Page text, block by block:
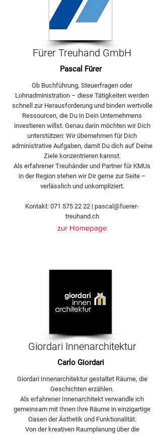
Fürer Treuhand GmbH
Pascal Fürer
Ob Buchführung, Steuerfragen oder
Lohnadministration – diese Tätigkeiten werden
schnell zur Herausforderung und binden wertvolle
Ressourcen, die Du in Dein Unternehmens
investieren willst. Genau darin möchten wir Dich
unterstützen: Wir übernehmen für Dich
administrative Aufgaben, damit Du dich auf Deine
Ziele konzentrieren kannst.
Als erfahrener Treuhänder und Partner für KMUs
in der Region stehen wir Dir gerne zur Seite –
verlässlich und unkompliziert.
Kontakt: 071 575 22 22 | pascal@fuerer-
treuhand.ch
zur Homepage
Giordari Innenarchitektur
Carlo Giordari
Giordari Innenarchitektur gestaltet Räume, die
Geschichten erzählen.
Als erfahrener Innenarchitekt verwandle ich
gemeinsam mit Ihnen Ihre Räume in einzigartige
Oasen der Ästhetik und Funktionalität.
Von der kreativen Raumplanung über die